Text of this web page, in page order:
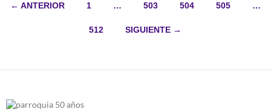
entradas
← ANTERIOR 1 … 503 504 505 …
512 SIGUIENTE →